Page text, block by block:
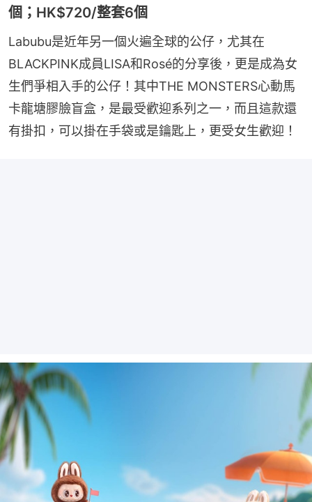
個；HK$720/整套6個
Labubu是近年另一個火遍全球的公仔，尤其在
BLACKPINK成員LISA和Rosé的分享後，更是成為女
生們爭相入手的公仔！其中THE MONSTERS心動馬
卡龍塘膠臉盲盒，是最受歡迎系列之一，而且這款還
有掛扣，可以掛在手袋或是鑰匙上，更受女生歡迎！